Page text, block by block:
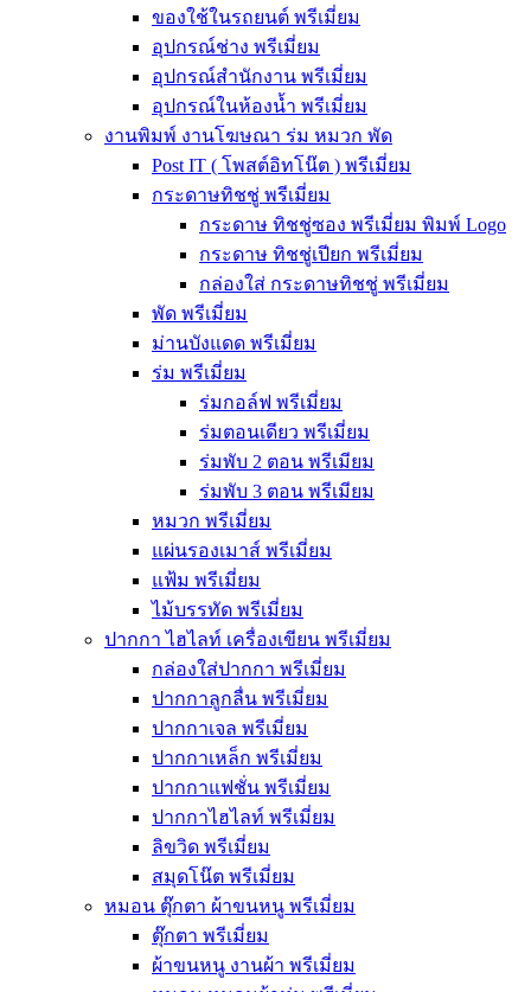
ของใช้ในรถยนต์ พรีเมี่ยม
อุปกรณ์ช่าง พรีเมี่ยม
อุปกรณ์สำนักงาน พรีเมี่ยม
อุปกรณ์ในห้องน้ำ พรีเมี่ยม
งานพิมพ์ งานโฆษณา ร่ม หมวก พัด
Post IT ( โพสต์อิทโน๊ต ) พรีเมี่ยม
กระดาษทิชชู่ พรีเมี่ยม
กระดาษ ทิชชู่ซอง พรีเมี่ยม พิมพ์ Logo
กระดาษ ทิชชู่เปียก พรีเมี่ยม
กล่องใส่ กระดาษทิชชู่ พรีเมี่ยม
พัด พรีเมี่ยม
ม่านบังแดด พรีเมี่ยม
ร่ม พรีเมี่ยม
ร่มกอล์ฟ พรีเมี่ยม
ร่มตอนเดียว พรีเมี่ยม
ร่มพับ 2 ตอน พรีเมียม
ร่มพับ 3 ตอน พรีเมียม
หมวก พรีเมี่ยม
แผ่นรองเมาส์ พรีเมี่ยม
แฟ้ม พรีเมี่ยม
ไม้บรรทัด พรีเมี่ยม
ปากกา ไฮไลท์ เครื่องเขียน พรีเมี่ยม
กล่องใส่ปากกา พรีเมี่ยม
ปากกาลูกลื่น พรีเมี่ยม
ปากกาเจล พรีเมี่ยม
ปากกาเหล็ก พรีเมี่ยม
ปากกาแฟชั่น พรีเมี่ยม
ปากกาไฮไลท์ พรีเมี่ยม
ลิขวิด พรีเมี่ยม
สมุดโน๊ต พรีเมี่ยม
หมอน ตุ๊กตา ผ้าขนหนู พรีเมี่ยม
ตุ๊กตา พรีเมี่ยม
ผ้าขนหนู งานผ้า พรีเมี่ยม